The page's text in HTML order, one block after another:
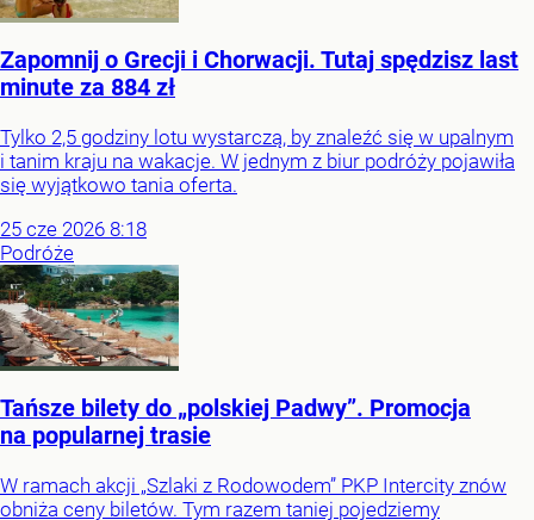
Zapomnij o Grecji i Chorwacji. Tutaj spędzisz last
minute za 884 zł
Tylko 2,5 godziny lotu wystarczą, by znaleźć się w upalnym
i tanim kraju na wakacje. W jednym z biur podróży pojawiła
się wyjątkowo tania oferta.
25 cze 2026 8:18
Podróże
Tańsze bilety do „polskiej Padwy”. Promocja
na popularnej trasie
W ramach akcji „Szlaki z Rodowodem” PKP Intercity znów
obniża ceny biletów. Tym razem taniej pojedziemy